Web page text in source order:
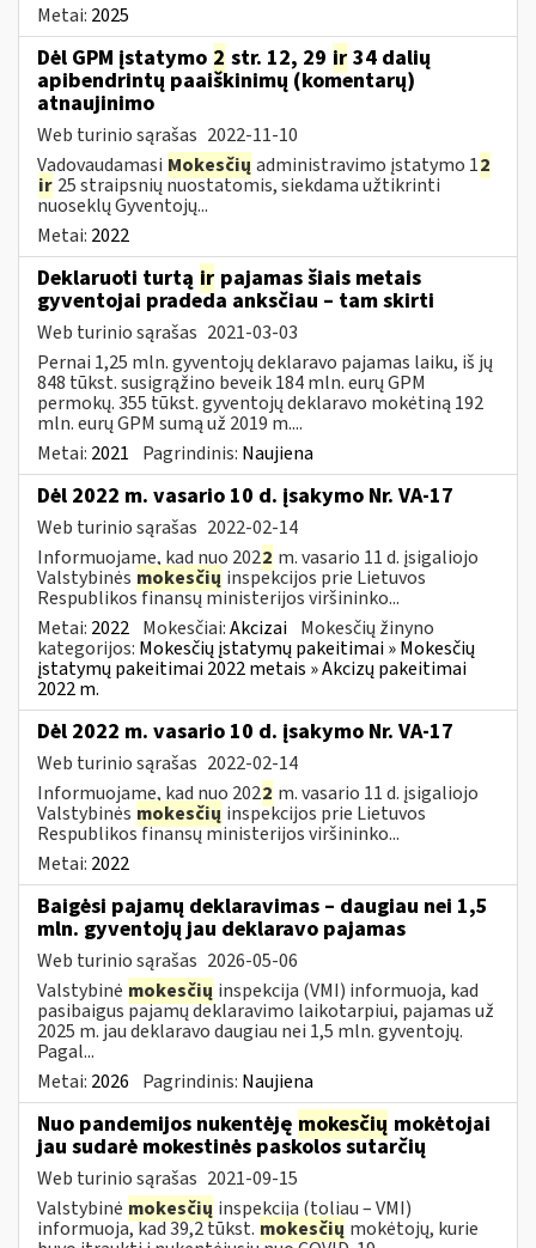
Metai: 2025
Dėl GPM įstatymo 2 str. 12, 29 ir 34 dalių
apibendrintų paaiškinimų (komentarų)
atnaujinimo
Web turinio sąrašas 2022-11-10
Vadovaudamasi Mokesčių administravimo įstatymo 12
ir 25 straipsnių nuostatomis, siekdama užtikrinti
nuoseklų Gyventojų...
Metai: 2022
Deklaruoti turtą ir pajamas šiais metais
gyventojai pradeda anksčiau – tam skirti
Web turinio sąrašas 2021-03-03
Pernai 1,25 mln. gyventojų deklaravo pajamas laiku, iš jų
848 tūkst. susigrąžino beveik 184 mln. eurų GPM
permokų. 355 tūkst. gyventojų deklaravo mokėtiną 192
mln. eurų GPM sumą už 2019 m....
Metai: 2021 Pagrindinis: Naujiena
Dėl 2022 m. vasario 10 d. įsakymo Nr. VA-17
Web turinio sąrašas 2022-02-14
Informuojame, kad nuo 2022 m. vasario 11 d. įsigaliojo
Valstybinės mokesčių inspekcijos prie Lietuvos
Respublikos finansų ministerijos viršininko...
Metai: 2022 Mokesčiai:Akcizai Mokesčių žinyno
kategorijos: Mokesčių įstatymų pakeitimai » Mokesčių
įstatymų pakeitimai 2022 metais » Akcizų pakeitimai
2022 m.
Dėl 2022 m. vasario 10 d. įsakymo Nr. VA-17
Web turinio sąrašas 2022-02-14
Informuojame, kad nuo 2022 m. vasario 11 d. įsigaliojo
Valstybinės mokesčių inspekcijos prie Lietuvos
Respublikos finansų ministerijos viršininko...
Metai: 2022
Baigėsi pajamų deklaravimas – daugiau nei 1,5
mln. gyventojų jau deklaravo pajamas
Web turinio sąrašas 2026-05-06
Valstybinė mokesčių inspekcija (VMI) informuoja, kad
pasibaigus pajamų deklaravimo laikotarpiui, pajamas už
2025 m. jau deklaravo daugiau nei 1,5 mln. gyventojų.
Pagal...
Metai: 2026 Pagrindinis: Naujiena
Nuo pandemijos nukentėję mokesčių mokėtojai
jau sudarė mokestinės paskolos sutarčių
Web turinio sąrašas 2021-09-15
Valstybinė mokesčių inspekcija (toliau – VMI)
informuoja, kad 39,2 tūkst. mokesčių mokėtojų, kurie